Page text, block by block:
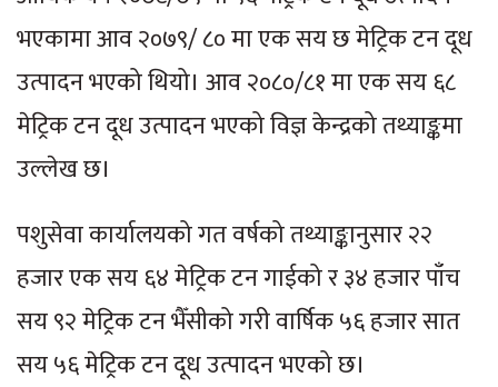
भएकामा आव २०७९/ ८० मा एक सय छ मेट्रिक टन दूध
उत्पादन भएको थियो। आव २०८०/८१ मा एक सय ६८
मेट्रिक टन दूध उत्पादन भएको विज्ञ केन्द्रको तथ्याङ्कमा
उल्लेख छ।
पशुसेवा कार्यालयको गत वर्षको तथ्याङ्कानुसार २२
हजार एक सय ६४ मेट्रिक टन गाईको र ३४ हजार पाँच
सय ९२ मेट्रिक टन भैँसीको गरी वार्षिक ५६ हजार सात
सय ५६ मेट्रिक टन दूध उत्पादन भएको छ।